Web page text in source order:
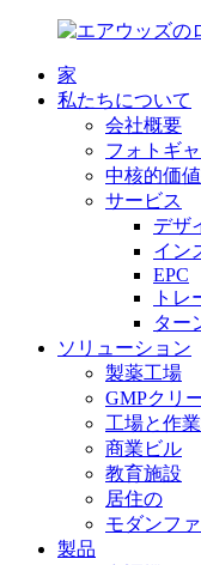
家
私たちについて
会社概要
フォトギ
中核的価
サービス
デザ
イン
EPC
トレ
ター
ソリューション
製薬工場
GMPクリ
工場と作
商業ビル
教育施設
居住の
モダンフ
製品